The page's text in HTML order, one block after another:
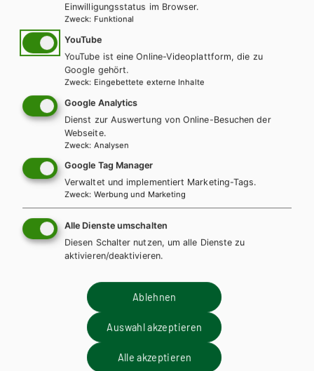
MS
Weltgeschehen. Geschichte und Politische
Bildung 3 NEU
Lehrbuch + E-Book
Lehrbuch mit E-BOOK+
Lehrer/innenheft
Einwilligungsstatus im Browser.
Zweck: Funktional
YouTube
YouTube ist eine Online-Videoplattform, die zu
Google gehört.
Zweck: Eingebettete externe Inhalte
Google Analytics
Dienst zur Auswertung von Online-Besuchen der
Webseite.
Zweck: Analysen
Google Tag Manager
Verwaltet und implementiert Marketing-Tags.
Zweck: Werbung und Marketing
Alle Dienste umschalten
Diesen Schalter nutzen, um alle Dienste zu
aktivieren/deaktivieren.
Ablehnen
Auswahl akzeptieren
Alle akzeptieren